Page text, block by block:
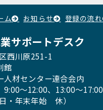
ム お知らせ 登録の流れ
サポートデスク
西川原251-1
館
人材センター連合会内
9:00～12:00、13:00〜17:00
・年末年始 休）